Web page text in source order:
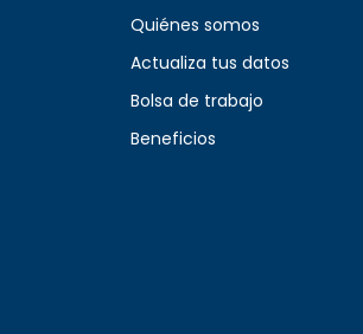
Quiénes somos
Actualiza tus datos
Bolsa de trabajo
Beneficios